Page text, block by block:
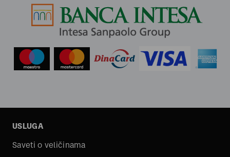
USLUGA
Saveti o veličinama